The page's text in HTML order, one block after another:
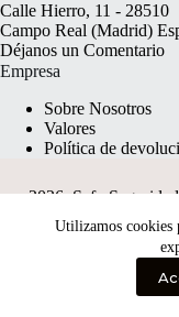
Utilizamos cookies
Calle Hierro, 11 - 28510
Campo Real (Madrid)
Déjanos un Comentario
Empresa
Sobre Nosotros
Valores
Política de
2026, Safy